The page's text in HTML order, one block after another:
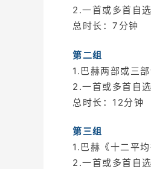
2.一首或多首自
总时长：7分钟
第二组
1.巴赫两部或三
2.一首或多首自
总时长：12分钟
第三组
1.巴赫《十二平
2.一首或多首自